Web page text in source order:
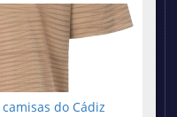
do Cádiz